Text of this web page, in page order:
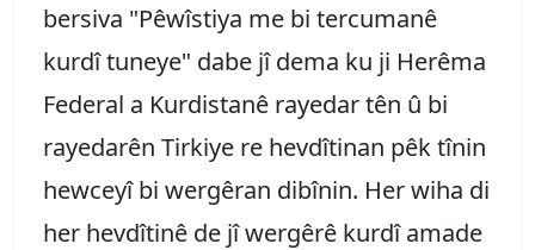
bersiva "Pêwîstiya me bi tercumanê
kurdî tuneye" dabe jî dema ku ji Herêma
Federal a Kurdistanê rayedar tên û bi
rayedarên Tirkiye re hevdîtinan pêk tînin
hewceyî bi wergêran dibînin. Her wiha di
her hevdîtinê de jî wergêrê kurdî amade